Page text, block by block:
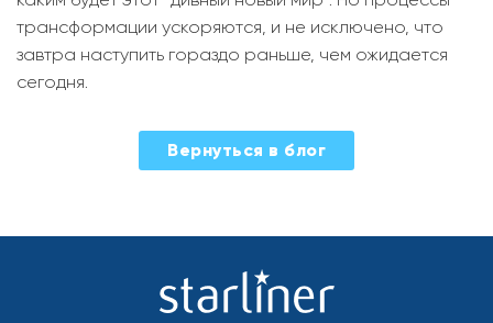
трансформации ускоряются, и не исключено, что
завтра наступить гораздо раньше, чем ожидается
сегодня.
Вернуться в блог